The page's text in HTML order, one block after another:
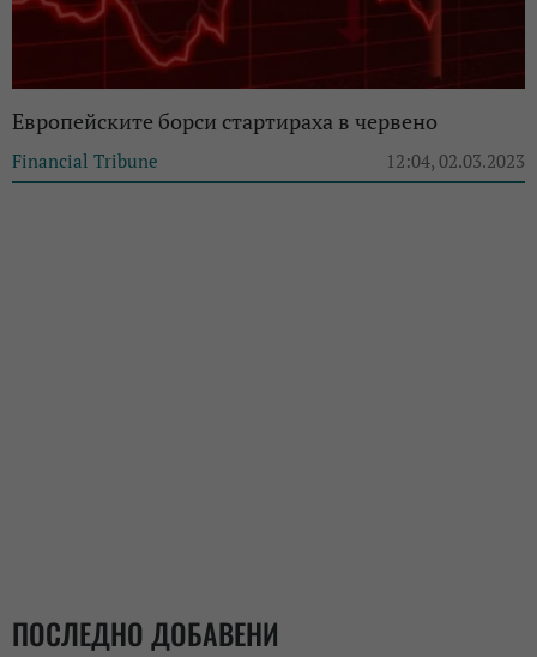
Европейските борси стартираха в червено
Financial Tribune 12:04, 02.03.2023
ПОСЛЕДНО ДОБАВЕНИ